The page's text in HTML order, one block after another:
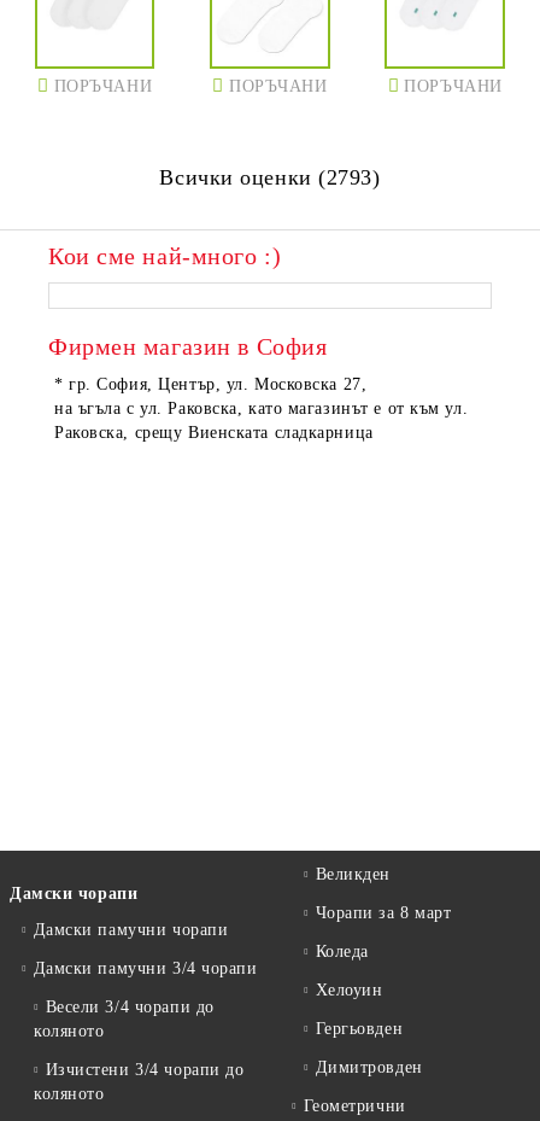
ПОРЪЧАНИ ПОРЪЧАНИ ПОРЪЧАНИ
Всички оценки (2793)
Кои сме най-много :)
Фирмен магазин в София
* гр. София, Център, ул. Московска 27,
на ъгъла с ул. Раковска, като магазинът е от към ул.
Раковска, срещу Виенската сладкарница
Дамски чорапи
Дамски памучни чорапи
Дамски памучни 3/4 чорапи
Весели 3/4 чорапи до
коляното
Изчистени 3/4 чорапи до
коляното
Великден
Чорапи за 8 март
Коледа
Хелоуин
Гергьовден
Димитровден
Геометрични